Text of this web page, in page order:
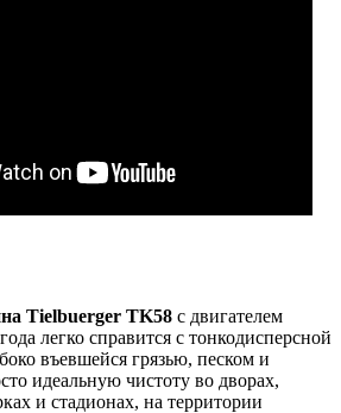
Tielbuerger TK58 с двигателем
легко справится с тонкодисперсной
въевшейся грязью, песком и
идеальную чистоту во дворах,
и стадионах, на территории